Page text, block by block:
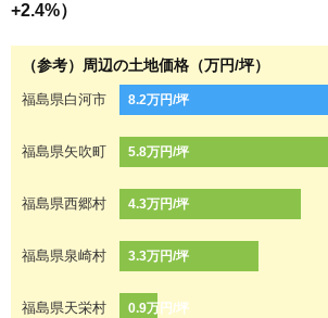
+2.4%）
（参考）周辺の土地価格（万円/坪）
福島県白河市 8.2万円/坪
福島県矢吹町 5.8万円/坪
福島県西郷村 4.3万円/坪
福島県泉崎村 3.3万円/坪
福島県天栄村 0.9万円/坪